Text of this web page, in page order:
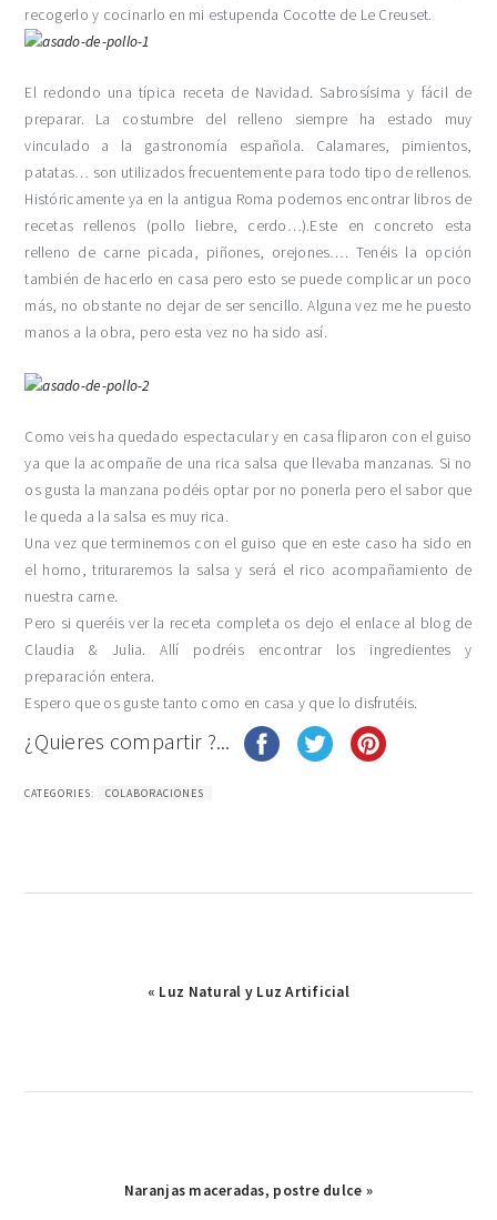
recogerlo y cocinarlo en mi estupenda Cocotte de Le Creuset.
El redondo una típica receta de Navidad. Sabrosísima y fácil de
preparar. La costumbre del relleno siempre ha estado muy
vinculado a la gastronomía española. Calamares, pimientos,
patatas… son utilizados frecuentemente para todo tipo de rellenos.
Históricamente ya en la antigua Roma podemos encontrar libros de
recetas rellenos (pollo liebre, cerdo…).Este en concreto esta
relleno de carne picada, piñones, orejones…. Tenéis la opción
también de hacerlo en casa pero esto se puede complicar un poco
más, no obstante no dejar de ser sencillo. Alguna vez me he puesto
manos a la obra, pero esta vez no ha sido así.
Como veis ha quedado espectacular y en casa fliparon con el guiso
ya que la acompañe de una rica salsa que llevaba manzanas. Si no
os gusta la manzana podéis optar por no ponerla pero el sabor que
le queda a la salsa es muy rica.
Una vez que terminemos con el guiso que en este caso ha sido en
el horno, trituraremos la salsa y será el rico acompañamiento de
nuestra carne.
Pero si queréis ver la receta completa os dejo el enlace al blog de
Claudia & Julia. Allí podréis encontrar los ingredientes y
preparación entera.
Espero que os guste tanto como en casa y que lo disfrutéis.
¿Quieres compartir ?...
CATEGORIES: COLABORACIONES
Publicación
« Luz Natural y Luz Artificial
Publicación
Naranjas maceradas, postre dulce »